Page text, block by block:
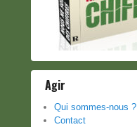
Agir
Qui sommes-nous ?
Contact